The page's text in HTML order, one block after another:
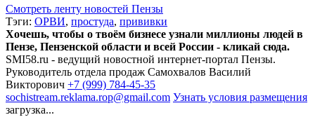
Смотреть ленту новостей Пензы
Тэги: ОРВИ, простуда, прививки
Хочешь, чтобы о твоём бизнесе узнали миллионы людей в
Пензе, Пензенской области и всей России - кликай сюда.
SMI58.ru - ведущий новостной интернет-портал Пензы.
Руководитель отдела продаж Самохвалов Василий
Викторович +7 (999) 784-45-35
sochistream.reklama.rop@gmail.com Узнать условия размещения
загрузка...